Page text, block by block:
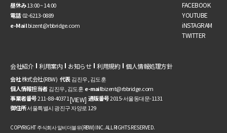
昼休み13:00 ~ 14:00
電話02-6213-0889
e-Mailbizent@rbbridge.com
FACEBOOK
YOUTUBE
iNSTAGRAM
TWITTER
会社紹介 利用案内 お知らせ 利用規約 個人情報処理方針
会社株式会社(RBW) 代表김진우, 김도훈
個人情報担当者김진우, 김도훈e-mailbizent@rbbridge.com
事業者番号211-88-40371[VIEW] 通販番号2015-서울동대문-1131
御住所서울특별시 광진구 자양로 129
COPYRIGHT 주식회사 알비더블유(RBW) INC. ALL RIGHTS RESERVED.